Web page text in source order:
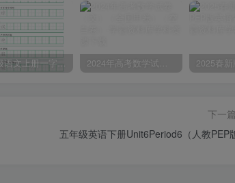
三年级语文上册一字三描红写字表字帖 2024年高考数学试卷（文）（全国甲卷）（空白卷）
下一
五年级英语下册Unit6Period6（人教PEP